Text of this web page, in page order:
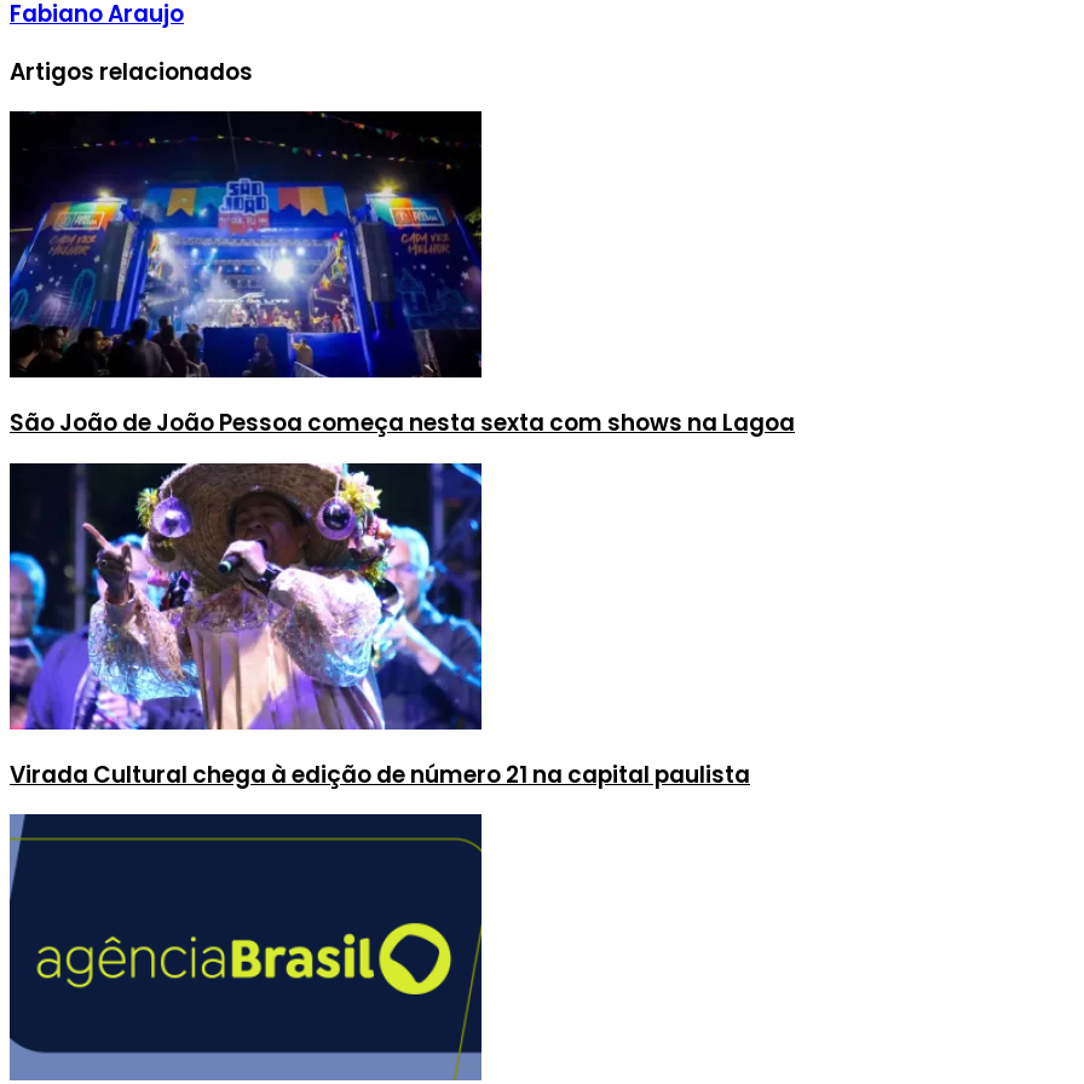
Fabiano Araujo
Artigos relacionados
São João de João Pessoa começa nesta sexta com shows na Lagoa
Virada Cultural chega à edição de número 21 na capital paulista